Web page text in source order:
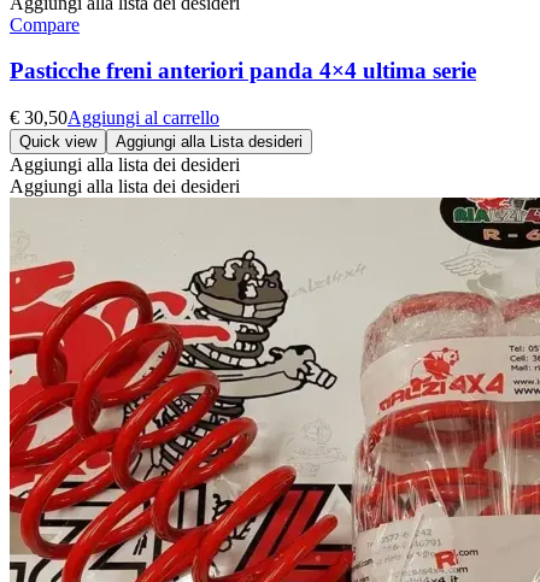
Compare
Pasticche freni anteriori panda 4×4 ultima serie
€ 30,50Aggiungi al carrello
Quick view Aggiungi alla Lista desideri
Aggiungi alla lista dei desideri
Aggiungi alla lista dei desideri